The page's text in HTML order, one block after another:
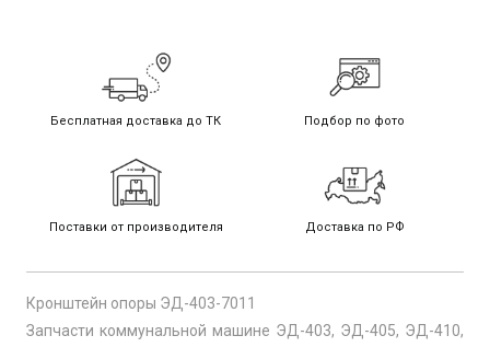
Бесплатная доставка до ТК Подбор по фото
Поставки от производителя Доставка по РФ
Кронштейн опоры ЭД-403-7011
Запчасти коммунальной машине ЭД-403, ЭД-405, ЭД-410,